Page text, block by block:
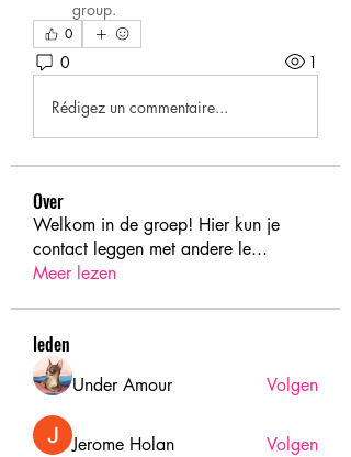
group.
0
0 1
Rédigez un commentaire...
Over
Welkom in de groep! Hier kun je
contact leggen met andere le...
Meer lezen
leden
Under Amour Volgen
Jerome Holan Volgen